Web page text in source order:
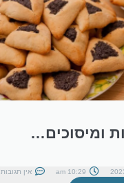
ומיסוכים…
10:29 am אין תגובות